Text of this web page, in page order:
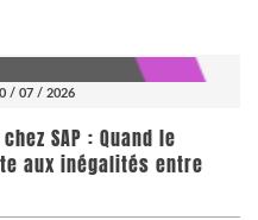
/ 07 / 2026
SAP : Quand le
aux inégalités entre